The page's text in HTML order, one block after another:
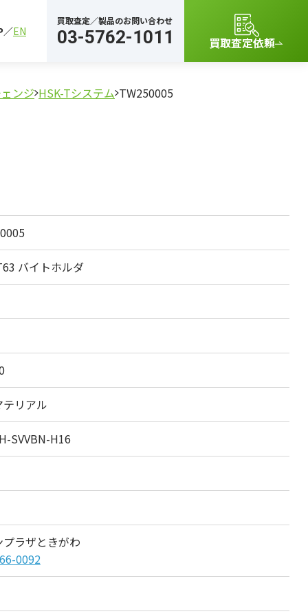
EN
買取査定／製品のお問い合わせ
03-5762-1011 買取査定依頼
ンジ HSK-Tシステム TW250005
バイトホルダ
リアル
SVVBN-H16
ラザときがわ
0092